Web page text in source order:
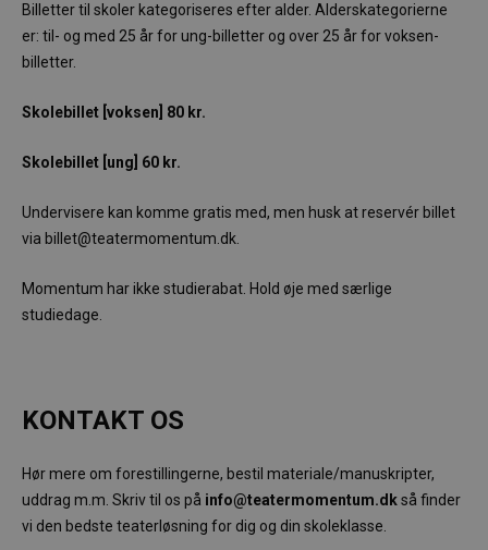
Billetter til skoler kategoriseres efter alder. Alderskategorierne
er: til- og med 25 år for ung-billetter og over 25 år for voksen-
billetter.
Skolebillet [voksen] 80 kr.
Skolebillet [ung] 60 kr.
Undervisere kan komme gratis med, men husk at reservér billet
via billet@teatermomentum.dk.
Momentum har ikke studierabat. Hold øje med særlige
studiedage.
KONTAKT OS
Hør mere om forestillingerne, bestil materiale/manuskripter,
uddrag m.m. Skriv til os på info@teatermomentum.dkså finder
vi den bedste teaterløsning for dig og din skoleklasse.